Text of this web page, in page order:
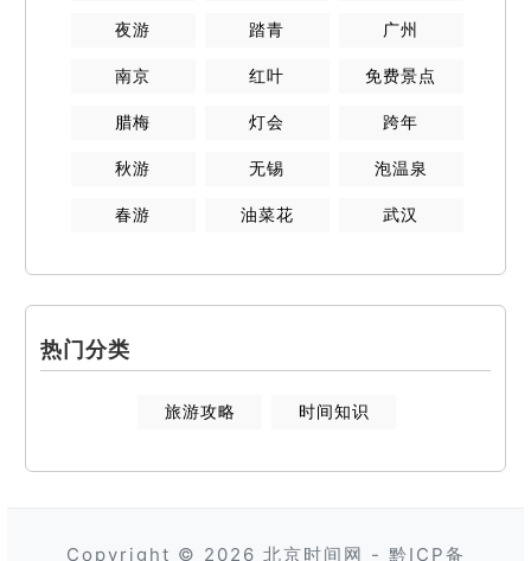
夜游 踏青 广州
南京 红叶 免费景点
腊梅 灯会 跨年
秋游 无锡 泡温泉
春游 油菜花 武汉
热门分类
旅游攻略 时间知识
Copyright © 2026 北京时间网 - 黔ICP备